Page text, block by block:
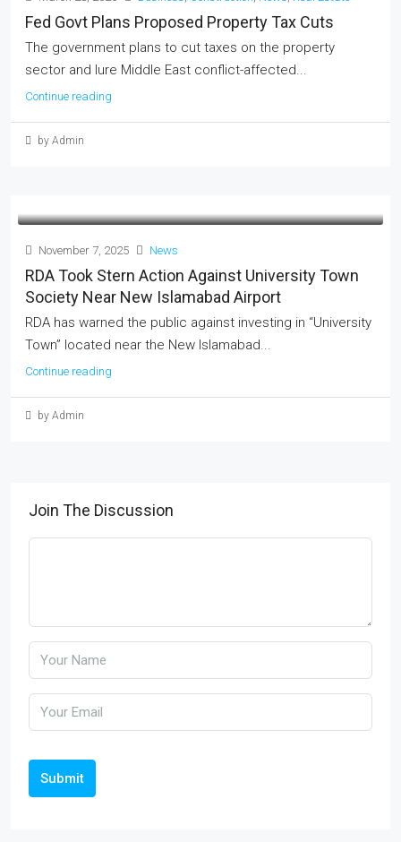
Fed Govt Plans Proposed Property Tax Cuts
The government plans to cut taxes on the property
sector and lure Middle East conflict-affected...
Continue reading
by Admin
November 7, 2025 News
RDA Took Stern Action Against University Town
Society Near New Islamabad Airport
RDA has warned the public against investing in “University
Town” located near the New Islamabad...
Continue reading
by Admin
Join The Discussion
Submit